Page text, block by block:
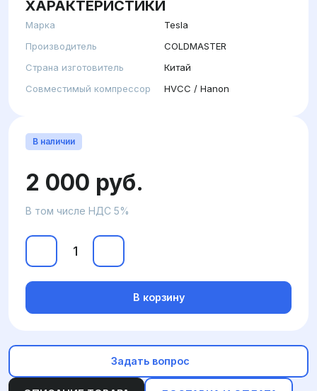
ХАРАКТЕРИСТИКИ
Марка
Tesla
Производитель
COLDMASTER
Страна изготовитель
Китай
Совместимый компрессор
HVCC / Hanon
В наличии
2 000 руб.
В том числе НДС 5%
В корзину
Задать вопрос